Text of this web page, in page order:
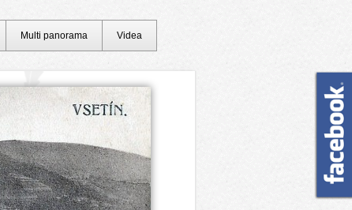
Multi panorama Videa